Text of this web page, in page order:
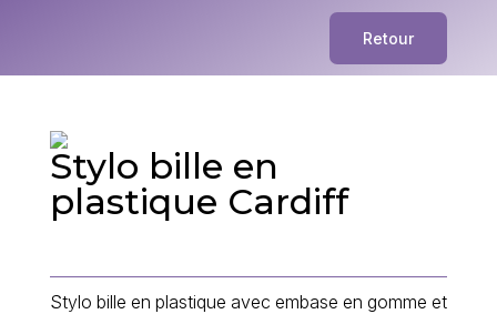
Retour
Stylo bille en
plastique Cardiff
Stylo bille en plastique avec embase en gomme et